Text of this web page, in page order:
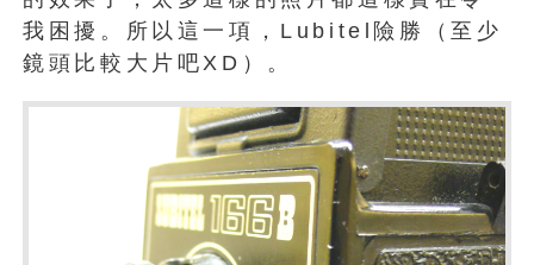
我困擾。所以這一項，Lubitel險勝（至少
鏡頭比較大片吧XD）。